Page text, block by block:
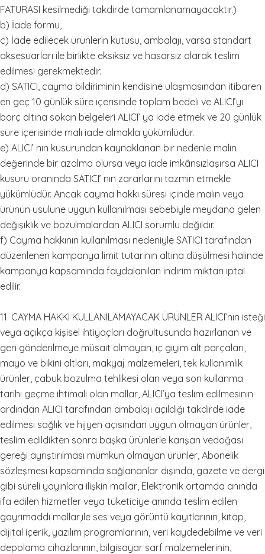
FATURASI kesilmediği takdirde tamamlanamayacaktır.)
b) İade formu,
c) İade edilecek ürünlerin kutusu, ambalajı, varsa standart
aksesuarları ile birlikte eksiksiz ve hasarsız olarak teslim
edilmesi gerekmektedir.
d) SATICI, cayma bildiriminin kendisine ulaşmasından itibaren
en geç 10 günlük süre içerisinde toplam bedeli ve ALICI’yı
borç altına sokan belgeleri ALICI’ ya iade etmek ve 20 günlük
süre içerisinde malı iade almakla yükümlüdür.
e) ALICI’ nın kusurundan kaynaklanan bir nedenle malın
değerinde bir azalma olursa veya iade imkânsızlaşırsa ALICI
kusuru oranında SATICI’ nın zararlarını tazmin etmekle
yükümlüdür. Ancak cayma hakkı süresi içinde malın veya
ürünün usulüne uygun kullanılması sebebiyle meydana gelen
değişiklik ve bozulmalardan ALICI sorumlu değildir.
f) Cayma hakkının kullanılması nedeniyle SATICI tarafından
düzenlenen kampanya limit tutarının altına düşülmesi halinde
kampanya kapsamında faydalanılan indirim miktarı iptal
edilir.
11. CAYMA HAKKI KULLANILAMAYACAK ÜRÜNLER ALICI’nın isteği
veya açıkça kişisel ihtiyaçları doğrultusunda hazırlanan ve
geri gönderilmeye müsait olmayan, iç giyim alt parçaları,
mayo ve bikini altları, makyaj malzemeleri, tek kullanımlık
ürünler, çabuk bozulma tehlikesi olan veya son kullanma
tarihi geçme ihtimali olan mallar, ALICI’ya teslim edilmesinin
ardından ALICI tarafından ambalajı açıldığı takdirde iade
edilmesi sağlık ve hijyen açısından uygun olmayan ürünler,
teslim edildikten sonra başka ürünlerle karışan vedoğası
gereği ayrıştırılması mümkün olmayan ürünler, Abonelik
sözleşmesi kapsamında sağlananlar dışında, gazete ve dergi
gibi süreli yayınlara ilişkin mallar, Elektronik ortamda anında
ifa edilen hizmetler veya tüketiciye anında teslim edilen
gayrimaddi mallar,ile ses veya görüntü kayıtlarının, kitap,
dijital içerik, yazılım programlarının, veri kaydedebilme ve veri
depolama cihazlarının, bilgisayar sarf malzemelerinin,